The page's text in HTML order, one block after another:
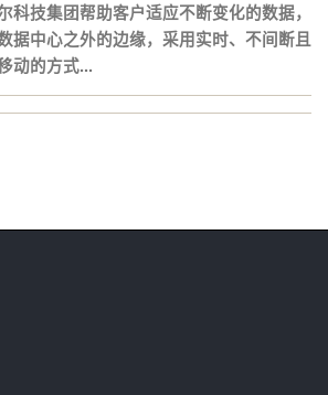
科技集团帮助客户适应不断变化的数据，
据中心之外的边缘，采用实时、不间断且
动的方式...